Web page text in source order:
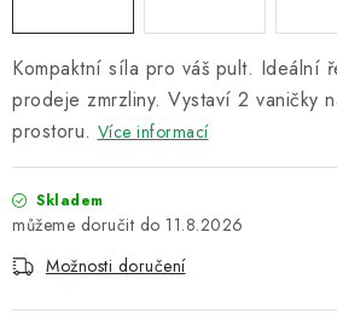
Kompaktní síla pro váš pult. Ideální
prodeje zmrzliny. Vystaví 2 vaničky
prostoru. Více informací
Skladem
11.8.2026
Možnosti doručení